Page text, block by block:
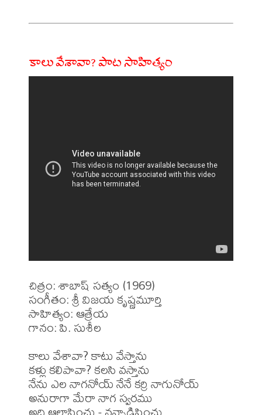
కాలు వేశావా? పాట సాహిత్యం
చిత్రం: శాబాష్ సత్యం (1969)
సంగీతం: శ్రీ విజయ కృష్ణమూర్తి
సాహిత్యం: ఆత్రేయ
గానం: పి. సుశీల
కాలు వేశావా? కాటు వేస్తాను
కళ్లు కలిపావా? కలసి వస్తాను
నేను ఎల నాగనోయ్ నేనే కర్రి నాగునోయ్
అనురాగా మేరా నాగ స్వరము